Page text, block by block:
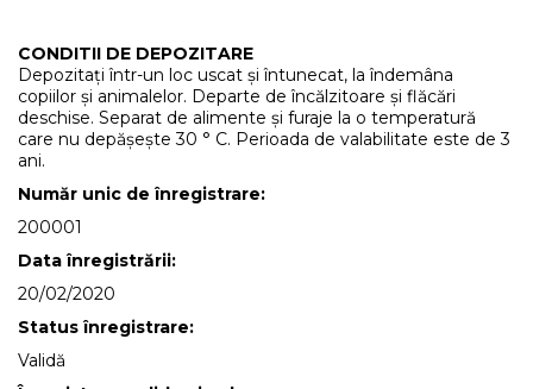
CONDITII DE DEPOZITARE
Depozitați într-un loc uscat și întunecat, la îndemâna
copiilor și animalelor. Departe de încălzitoare și flăcări
deschise. Separat de alimente și furaje la o temperatură
care nu depășește 30 ° C. Perioada de valabilitate este de 3
ani.
Număr unic de înregistrare:
200001
Data înregistrării:
20/02/2020
Status înregistrare:
Validă